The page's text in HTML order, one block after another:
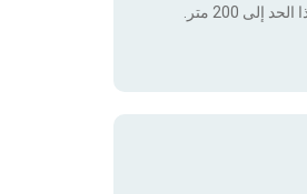
إلى 200 متر.